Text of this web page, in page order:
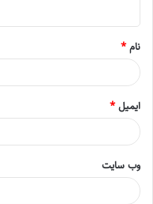
*
نام *
ایمیل *
وب‌ سایت